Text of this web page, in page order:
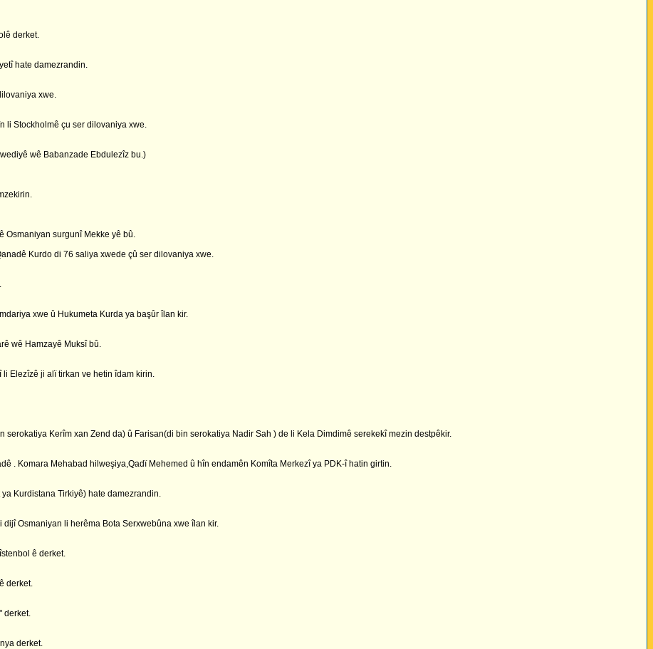
derket.
hate damezrandin.
xwe.
li Stockholmê çu ser dilovaniya xwe.
wê Babanzade Ebdulezîz bu.)
Osmaniyan surgunî Mekke yê bû.
Kurdo di 76 saliya xwede çû ser dilovaniya xwe.
xwe û Hukumeta Kurda ya başûr îlan kir.
wê Hamzayê Muksî bû.
Elezîzê ji alï tirkan ve hetin îdam kirin.
serokatiya Kerîm xan Zend da) û Farisan(di bin serokatiya Nadir Sah ) de li Kela Dimdimê serekekî mezin destpêkir.
. Komara Mehabad hilweşiya,Qadï Mehemed û hîn endamên Komîta Merkezî ya PDK-î hatin girtin.
Kurdistana Tirkiyê) hate damezrandin.
Osmaniyan li herêma Bota Serxwebûna xwe îlan kir.
ê derket.
derket.
derket.
derket.